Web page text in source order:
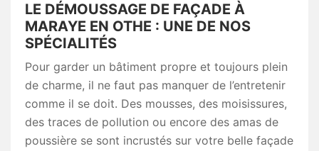
LE DÉMOUSSAGE DE FAÇADE À
MARAYE EN OTHE : UNE DE NOS
SPÉCIALITÉS
Pour garder un bâtiment propre et toujours plein
de charme, il ne faut pas manquer de l’entretenir
comme il se doit. Des mousses, des moisissures,
des traces de pollution ou encore des amas de
poussière se sont incrustés sur votre belle façade